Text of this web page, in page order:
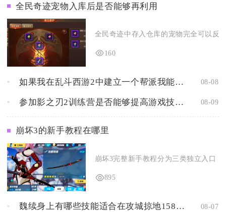
全民奇迹宠物入库后是否能够再利用
全民奇迹中存入仓库的宠物完全可以反
160
如果我在乱斗西游2中建立一个帮派我能够获得什么样的好处 08-08
参加影之刃2训练营是否能够提高游戏技巧和竞争力 08-09
崩坏3的新手教程在哪里
崩坏3完整新手教程分为三类独立入口
895
魏续身上有哪些技能适合在攻城掠地158中使用 08-07